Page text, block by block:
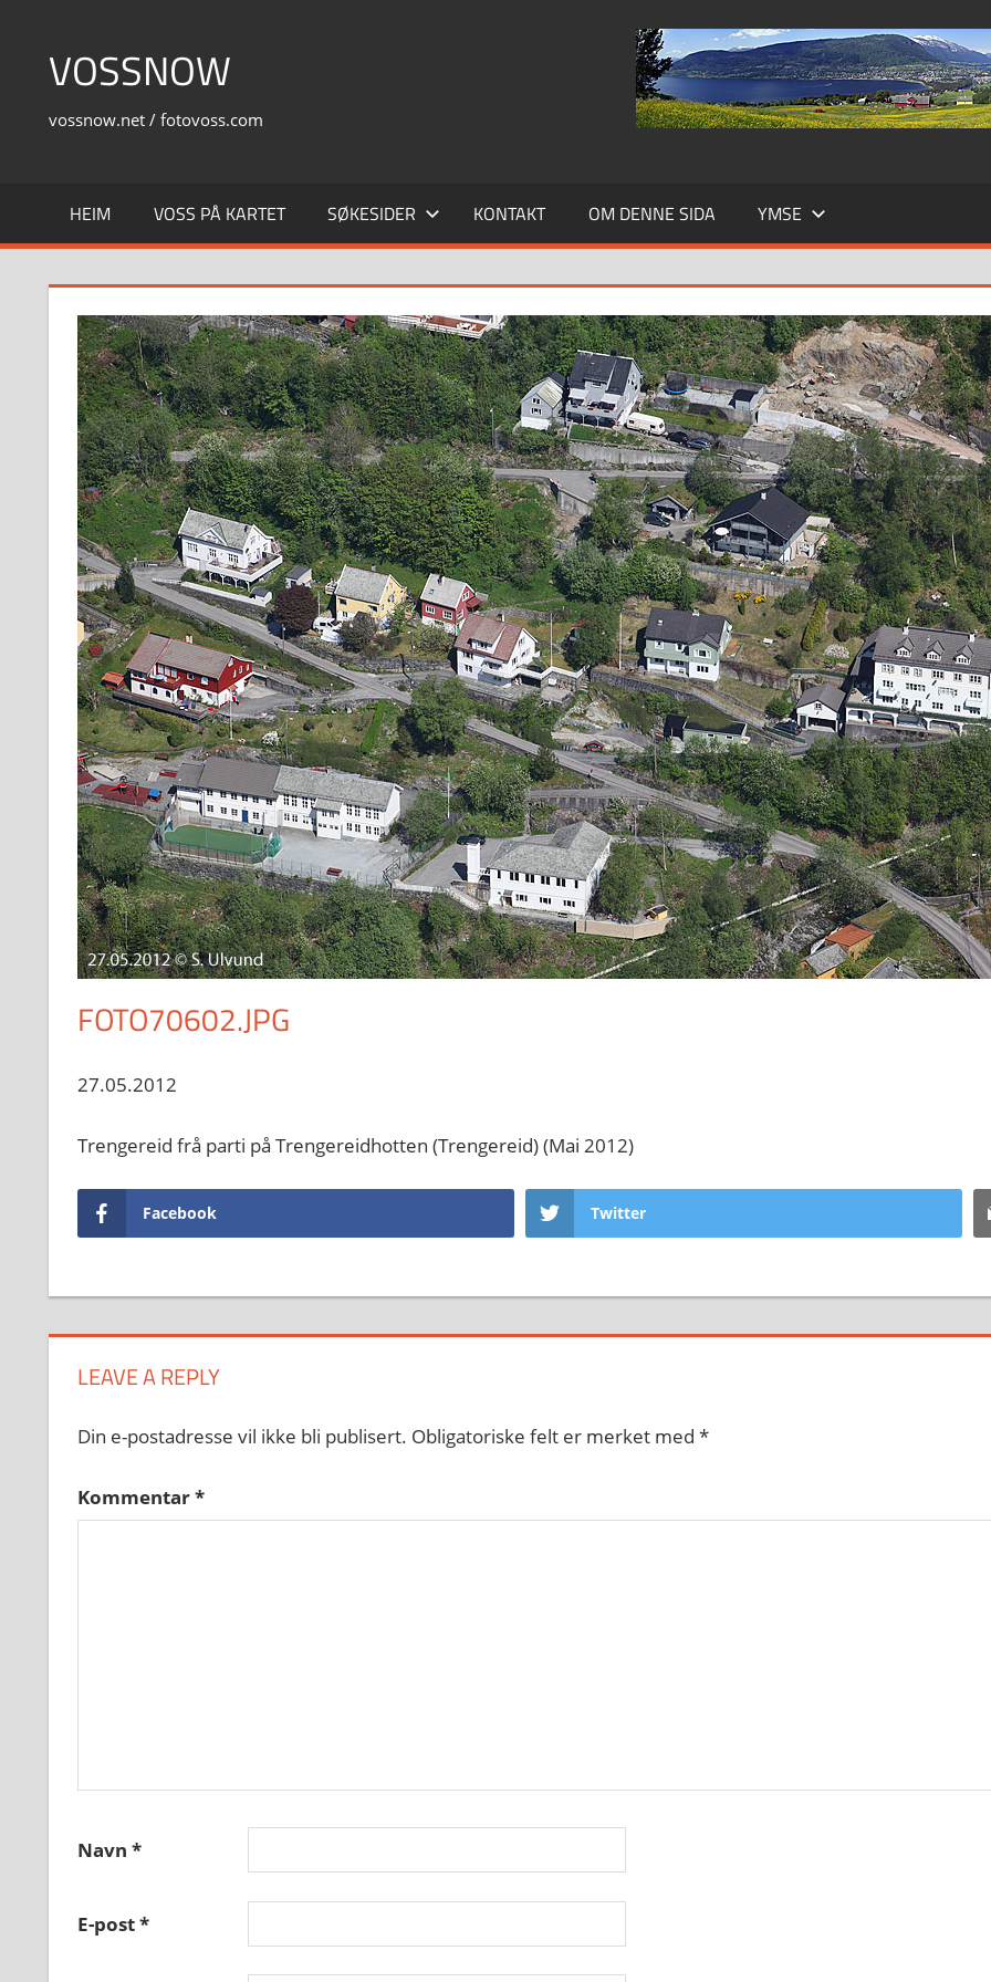
contentVOSSNOW
vossnow.net / fotovoss.com
HEIM VOSS PÅ KARTET SØKESIDER KONTAKT OM DENNE SIDA YMSE
FOTO70602.JPG
27.05.2012
Trengereid frå parti på Trengereidhotten (Trengereid) (Mai 2012)
Facebook Twitter
LEAVE A REPLY
Din e-postadresse vil ikke bli publisert. Obligatoriske felt er merket med *
Kommentar*
Navn *
E-post*